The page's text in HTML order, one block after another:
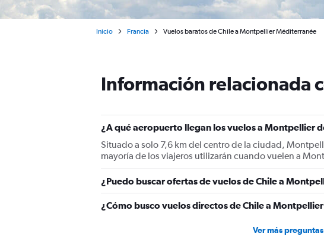
Inicio Francia Vuelos baratos de Chile a Montpellier Méditerranée
Información relacionada
¿A qué aeropuerto llegan los vuelos a Montpellier
Situado a solo 7,6 km del centro de la ciudad,
mayoría de los viajeros utilizarán cuando vuelen a
¿Puedo buscar ofertas de vuelos de Chile a
¿Cómo busco vuelos directos de Chile a
Ver más